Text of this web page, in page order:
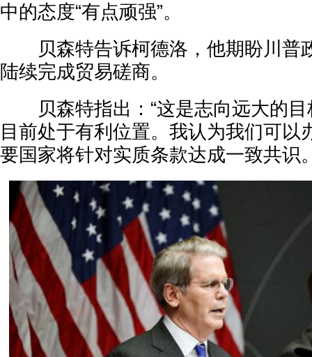
中的态度“有点顽强”。
贝森特告诉柯德洛，他期盼川普
陆续完成贸易磋商。
贝森特指出：“这是志向远大的目
目前处于有利位置。我认为我们可以
要国家将针对实质条款达成一致共识